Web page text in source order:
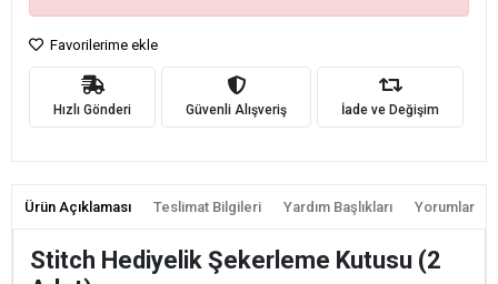
Favorilerime ekle
Hızlı Gönderi Güvenli Alışveriş İade ve Değişim
Ürün Açıklaması Teslimat Bilgileri Yardım Başlıkları Yorumlar
Stitch Hediyelik Şekerleme Kutusu (2